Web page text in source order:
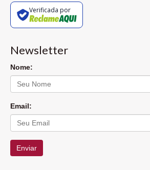
Verificada por
Newsletter
Nome:
Email:
Enviar